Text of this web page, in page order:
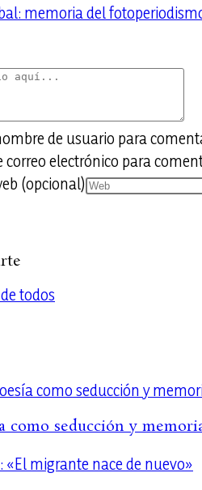
memoria del
de usuario para
correo electrónico para
(opcional)
como seducción y